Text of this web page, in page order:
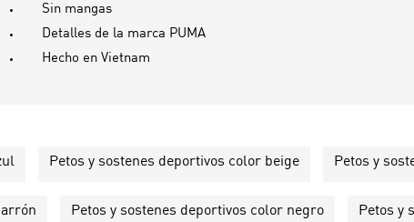
Sin mangas
Detalles de la marca PUMA
Hecho en Vietnam
Petos y sostenes deportivos color beige Petos y
Petos y sostenes deportivos color negro Petos y